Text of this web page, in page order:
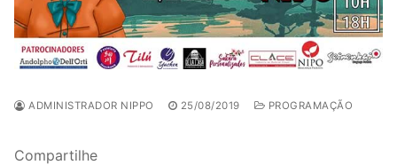
ADMINISTRADOR NIPPO 25/08/2019 PROGRAMAÇÃO
Compartilhe